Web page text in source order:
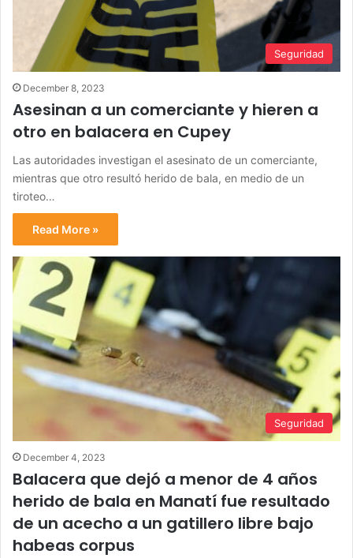
Seguridad
December 8, 2023
Asesinan a un comerciante y hieren a
otro en balacera en Cupey
Las autoridades investigan el asesinato de un comerciante,
mientras que otro resultó herido de bala, en medio de un
tiroteo…
Read More »
Seguridad
December 4, 2023
Balacera que dejó a menor de 4 años
herido de bala en Manatí fue resultado
de un acecho a un gatillero libre bajo
habeas corpus